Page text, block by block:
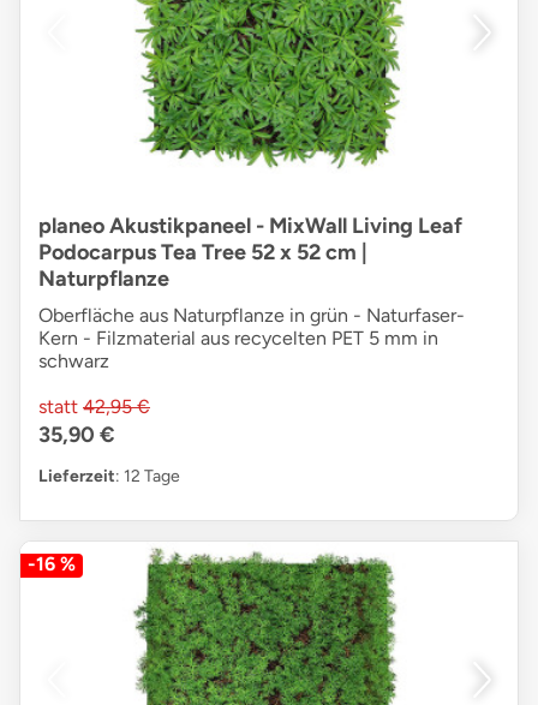
planeo Akustikpaneel - MixWall Living Leaf
Podocarpus Tea Tree 52 x 52 cm |
Naturpflanze
Oberfläche aus Naturpflanze in grün - Naturfaser-
Kern - Filzmaterial aus recycelten PET 5 mm in
schwarz
statt 42,95 €
35,90 €
Lieferzeit: 12 Tage
-16 %